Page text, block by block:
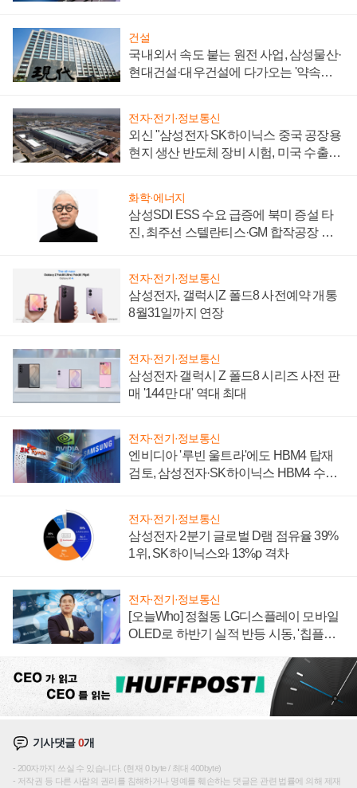
건설
국내외서 속도 붙는 원전 사업, 삼성물산·
현대건설·대우건설에 다가오는 '약속의
전자·전기·정보통신
외신 "삼성전자 SK하이닉스 중국 공장용
현지 생산 반도체 장비 시험, 미국 수출통
화학·에너지
삼성SDI ESS 수요 급증에 북미 증설 타
진, 최주선 스텔란티스·GM 합작공장 건
전자·전기·정보통신
삼성전자, 갤럭시Z 폴드8 사전예약 개통
8월31일까지 연장
전자·전기·정보통신
삼성전자 갤럭시 Z 폴드8 시리즈 사전 판
매 '144만 대' 역대 최대
전자·전기·정보통신
엔비디아 '루빈 울트라'에도 HBM4 탑재
검토, 삼성전자·SK하이닉스 HBM4 수율
전자·전기·정보통신
삼성전자 2분기 글로벌 D램 점유율 39%
1위, SK하이닉스와 13%p 격차
전자·전기·정보통신
[오늘Who] 정철동 LG디스플레이 모바일
OLED로 하반기 실적 반등 시동, '칩플레
기사댓글0개
200자까지 쓰실 수 있습니다. (현재 0 byte / 최대 400byte)
저작권 등 다른 사람의 권리를 침해하거나 명예를 훼손하는 댓글은 관련 법률에 의해 제재